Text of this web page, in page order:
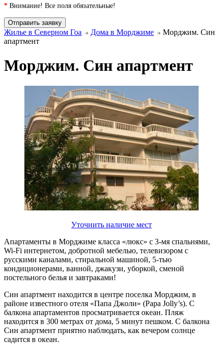
* Внимание! Все поля обязательные!
Жилье в Северном Гоа Дома в Морджиме
Морджим. Син
апартмент
Морджим. Син апартмент
Уточнить наличие мест
Апартаменты в Морджиме класса «люкс» с 3-мя спальнями,
Wi-Fi интернетом, добротной мебелью, телевизором с
русскими каналами, стиральной машиной, 5-тью
кондиционерами, ванной, джакузи, уборкой, сменой
постельного белья и завтраками!
Син апартмент находится в центре поселка Морджим, в
районе известного отеля «Папа Джоли» (Papa Jolly’s). С
балкона апартаментов просматривается океан. Пляж
находится в 300 метрах от дома, 5 минут пешком. С балкона
Син апартмент приятно наблюдать, как вечером солнце
садится в океан.